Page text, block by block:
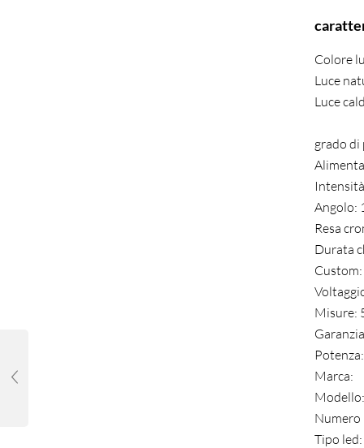
Colore
Luce
Luce
grado
Angolo:
Resa
Durata
Misure:
Marca:
Modello:
Numero
Tipo